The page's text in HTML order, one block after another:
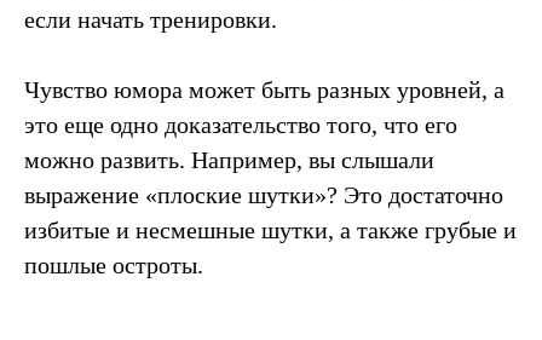
если начать тренировки.
Чувство юмора может быть разных уровней, а
это еще одно доказательство того, что его
можно развить. Например, вы слышали
выражение «плоские шутки»? Это достаточно
избитые и несмешные шутки, а также грубые и
пошлые остроты.